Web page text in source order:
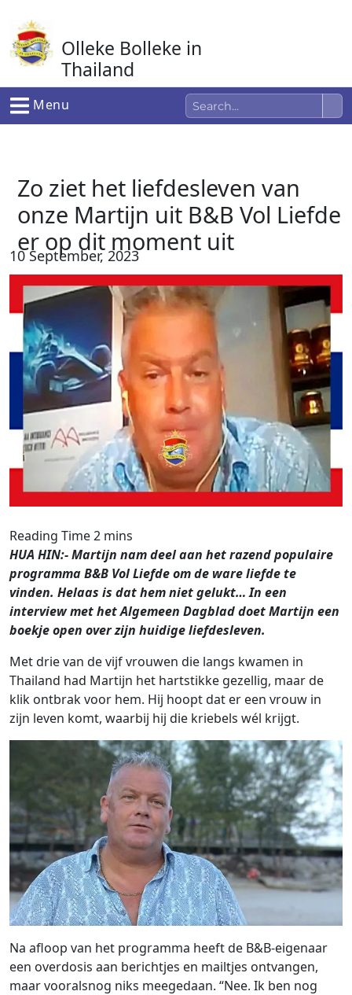
naar
de
inhoud
Olleke Bolleke in
Thailand
In Thailand
Menu
Zo ziet het liefdesleven van
onze Martijn uit B&B Vol Liefde
er op dit moment uit
10 September, 2023
HUA HIN:- Martijn nam deel aan het razend populaire
programma B&B Vol Liefde om de ware liefde te
vinden. Helaas is dat hem niet gelukt… In een
interview met het Algemeen Dagblad doet Martijn een
boekje open over zijn huidige liefdesleven.
Met drie van de vijf vrouwen die langs kwamen in
Thailand had Martijn het hartstikke gezellig, maar de
klik ontbrak voor hem. Hij hoopt dat er een vrouw in
zijn leven komt, waarbij hij die kriebels wél krijgt.
Na afloop van het programma heeft de B&B-eigenaar
een overdosis aan berichtjes en mailtjes ontvangen,
maar vooralsnog niks meegedaan. “Nee. Ik ben nog